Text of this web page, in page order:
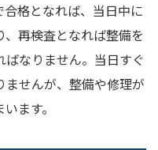
格となれば、当日中に
再検査となれば整備を
なりません。当日すぐ
ませんが、整備や修理が
ます。